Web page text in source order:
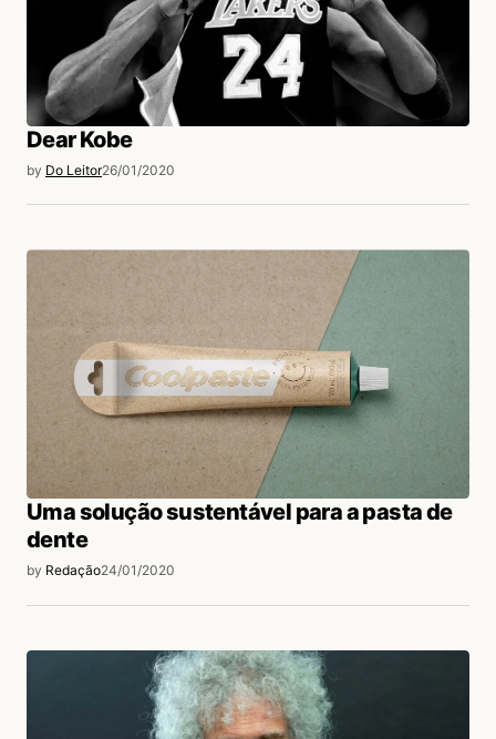
Dear Kobe
by Do Leitor26/01/2020
Uma solução sustentável para a pasta de
dente
by Redação24/01/2020